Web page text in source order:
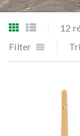
12
Filter